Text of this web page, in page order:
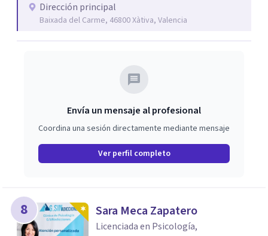
Dirección principal
Baixada del Carme, 46800 Xàtiva, Valencia
Envía un mensaje al profesional
Coordina una sesión directamente mediante mensaje
Ver perfil completo
8 Sara Meca Zapatero
Licenciada en Psicología,